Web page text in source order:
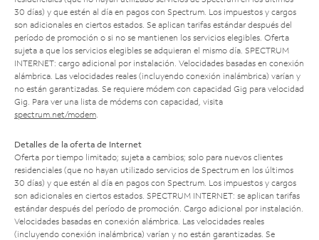
30 días) y que estén al día en pagos con Spectrum. Los impuestos y cargos
son adicionales en ciertos estados. Se aplican tarifas estándar después del
período de promoción o si no se mantienen los servicios elegibles. Oferta
sujeta a que los servicios elegibles se adquieran el mismo día. SPECTRUM
INTERNET: cargo adicional por instalación. Velocidades basadas en conexión
alámbrica. Las velocidades reales (incluyendo conexión inalámbrica) varían y
no están garantizadas. Se requiere módem con capacidad Gig para velocidad
Gig. Para ver una lista de módems con capacidad, visita
spectrum.net/modem
Detalles de la oferta de Internet
Oferta por tiempo limitado; sujeta a cambios; solo para nuevos clientes
residenciales (que no hayan utilizado servicios de Spectrum en los últimos
30 días) y que estén al día en pagos con Spectrum. Los impuestos y cargos
son adicionales en ciertos estados. SPECTRUM INTERNET: se aplican tarifas
estándar después del período de promoción. Cargo adicional por instalación.
Velocidades basadas en conexión alámbrica. Las velocidades reales
(incluyendo conexión inalámbrica) varían y no están garantizadas. Se